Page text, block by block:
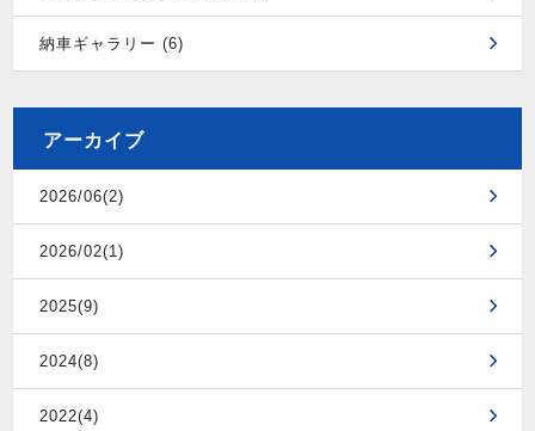
納車ギャラリー (6)
アーカイブ
2026/06(2)
2026/02(1)
2025(9)
2024(8)
2022(4)